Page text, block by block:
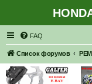
FAQ
Список форумов